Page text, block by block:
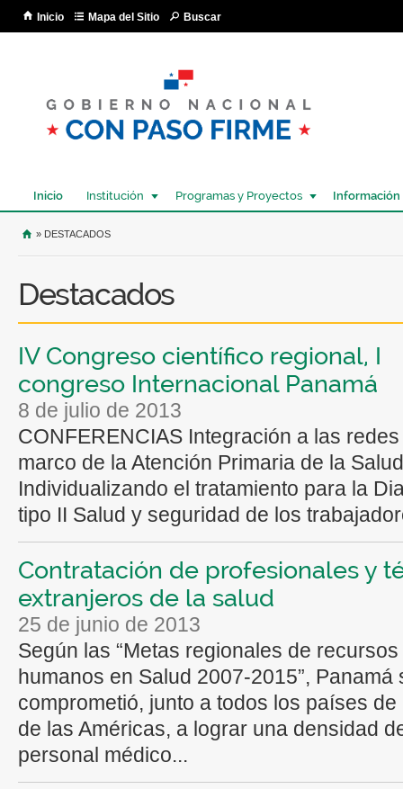
Inicio Mapa del Sitio Buscar
Inicio Institución Programas y Proyectos Información
USTED SE ENCUENTRA AQUÍ
» DESTACADOS
Destacados
IV Congreso científico regional, I
congreso Internacional Panamá
8 de julio de 2013
CONFERENCIAS Integración a las
marco de la Atención Primaria de la Salud
Individualizando el tratamiento para la
tipo II Salud y seguridad de los
Contratación de profesionales y
extranjeros de la salud
25 de junio de 2013
Según las “Metas regionales de recursos
humanos en Salud 2007-2015”, Panamá
comprometió, junto a todos los países de
de las Américas, a lograr una densidad
personal médico...